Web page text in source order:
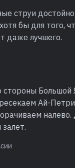
струи
бы для того,
даже лучшего.
Большой
Ай-